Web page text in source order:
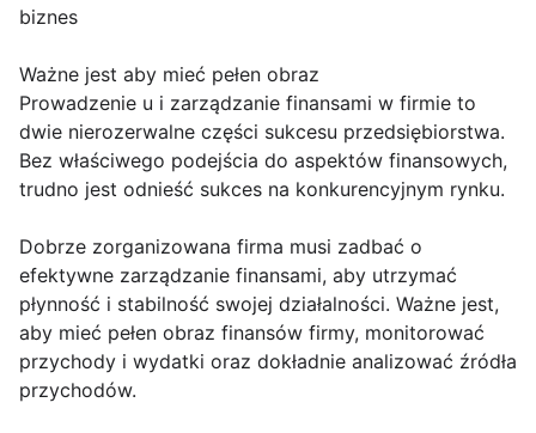
biznes
Ważne jest aby mieć pełen obraz
Prowadzenie u i zarządzanie finansami w firmie to
dwie nierozerwalne części sukcesu przedsiębiorstwa.
Bez właściwego podejścia do aspektów finansowych,
trudno jest odnieść sukces na konkurencyjnym rynku.
Dobrze zorganizowana firma musi zadbać o
efektywne zarządzanie finansami, aby utrzymać
płynność i stabilność swojej działalności. Ważne jest,
aby mieć pełen obraz finansów firmy, monitorować
przychody i wydatki oraz dokładnie analizować źródła
przychodów.